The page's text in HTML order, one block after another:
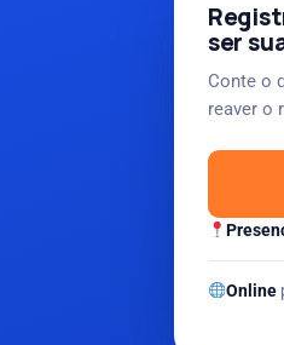
ser
Conte o
reaver o
Online